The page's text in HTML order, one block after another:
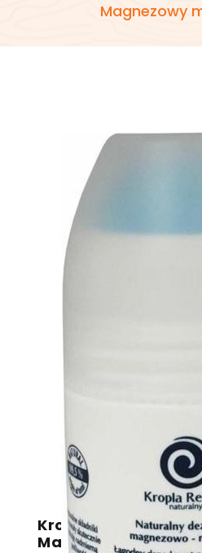
Magnezowy
Kropla Relaksu
Magnezowy man